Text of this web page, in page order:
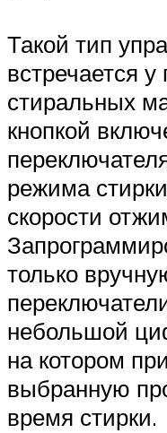
Такой тип
встречается
стиральных
кнопкой
режима
скорости
только
небольшой
на котором
выбранную
время стирки.